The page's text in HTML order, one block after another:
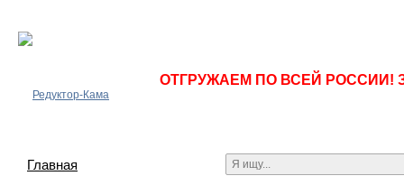
ОТГРУЖАЕМ ПО ВСЕЙ РОССИИ!
Главная